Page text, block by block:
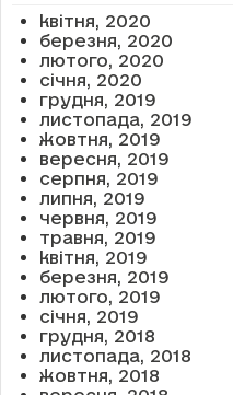
квітня, 2020
березня, 2020
лютого, 2020
січня, 2020
грудня, 2019
листопада, 2019
жовтня, 2019
вересня, 2019
серпня, 2019
липня, 2019
червня, 2019
травня, 2019
квітня, 2019
березня, 2019
лютого, 2019
січня, 2019
грудня, 2018
листопада, 2018
жовтня, 2018